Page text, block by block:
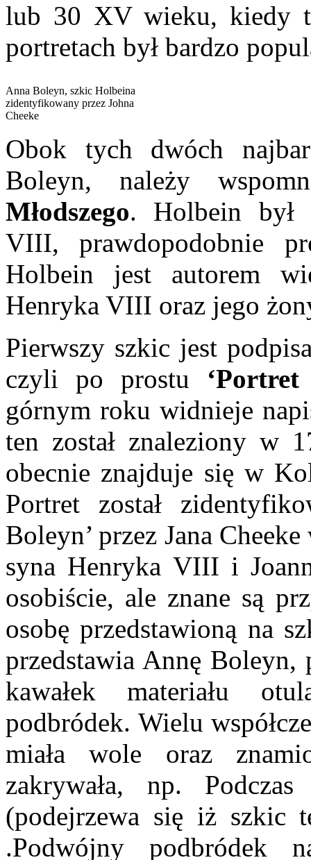
lub 30 XV wieku, kiedy
portretach był bardzo
Anna Boleyn, szkic Holbeina
zidentyfikowany przez Johna
Cheeke
Obok tych dwóch
Boleyn, należy
Młodszego. Holbein był
VIII, prawdopodobnie
Holbein jest autorem
Henryka VIII oraz jego
Pierwszy szkic jest
czyli po prostu
górnym roku widnieje
ten został znaleziony w
obecnie znajduje się w
Portret został
Boleyn’ przez Jana
syna Henryka VIII i
osobiście, ale znane są
osobę przedstawioną na
przedstawia Annę Boleyn,
kawałek materiału
podbródek. Wielu
miała wole oraz
zakrywała, np.
(podejrzewa się iż szkic
.Podwójny podbródek